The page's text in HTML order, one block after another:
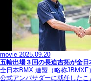
movie 2025.09.20
五輪出場３回の長迫吉拓が全
全日本BMX 連盟（略称JBMXF
公式アンバサダーに就任したこ